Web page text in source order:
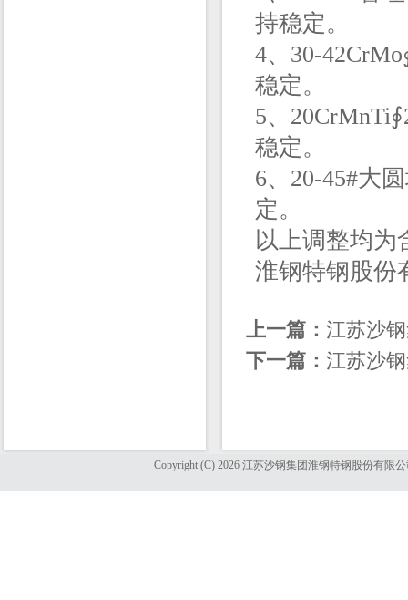
持稳定。
4、30-
稳定。
5、
稳定。
6、20-45#大
定。
以上调整均为
淮钢特钢股份
上一篇： 江苏沙
下一篇： 江苏沙
Copyright (C) 2026 江苏沙钢集团淮钢特钢股份有限